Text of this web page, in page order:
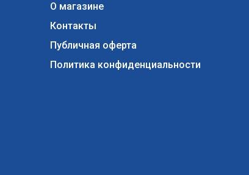
О магазине
Контакты
Публичная оферта
Политика конфиденциальности